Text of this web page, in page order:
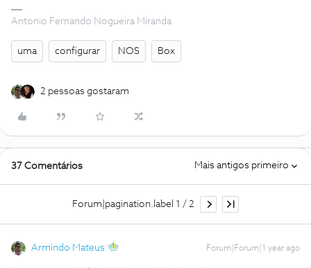
Antonio Fernando Nogueira Miranda
uma configurar NOS Box
2 pessoas gostaram
37 Comentários Mais antigos primeiro
Forum|pagination.label 1 / 2
Armindo Mateus Forum|Forum|1 year ago